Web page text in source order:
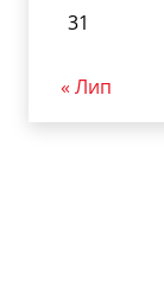
31
« Лип